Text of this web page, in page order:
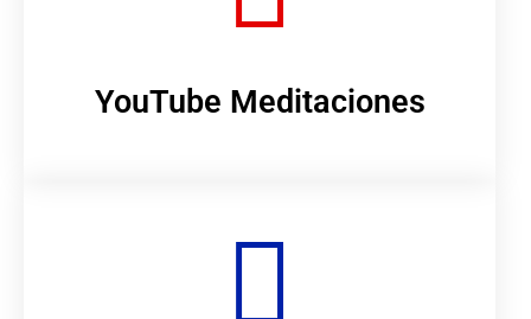
YouTube Meditaciones